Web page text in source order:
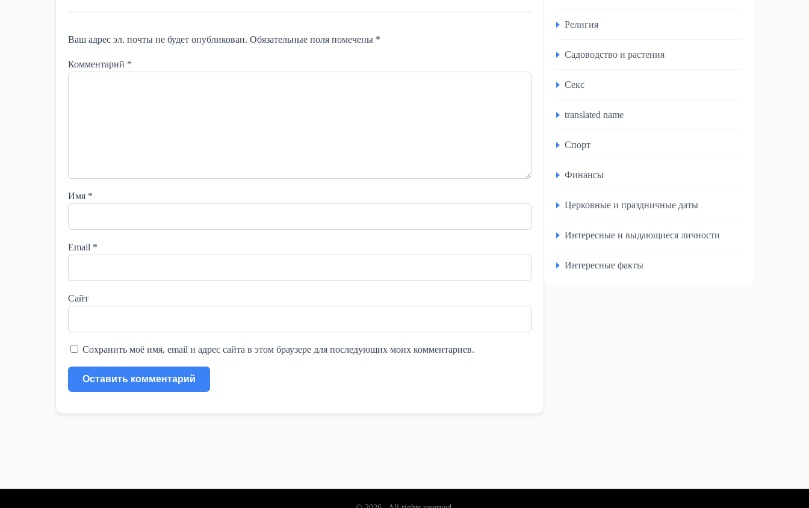
Ваш адрес эл. почты не будет опубликован. Обязательные поля помечены *
Комментарий *
Имя *
Email *
Сайт
Сохранить моё имя, email и адрес сайта в этом браузере для последующих моих комментариев.
Религия
Садоводство и растения
Секс
translated name
Спорт
Финансы
Церковные и праздничные даты
Интересные и выдающиеся личности
Интересные факты